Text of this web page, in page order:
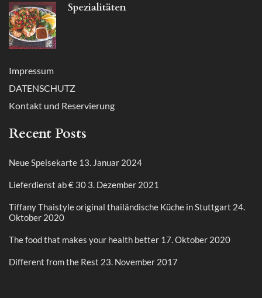
Spezialitäten
Impressum
DATENSCHUTZ
Kontakt und Reservierung
Recent Posts
Neue Speisekarte 13. Januar 2024
Lieferdienst ab € 30 3. Dezember 2021
Tiffany Thaistyle original thailändische Küche in Stuttgart 24.
Oktober 2020
The food that makes your health better 17. Oktober 2020
Different from the Rest 23. November 2017